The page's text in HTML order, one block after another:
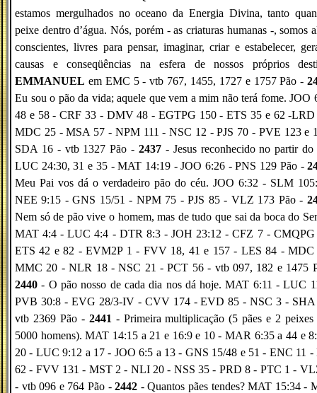
estamos mergulhados no oceano da Energia Divina, tanto
peixe dentro d’água. Nós, porém - as criaturas humanas -, somos
conscientes, livres para pensar, imaginar, criar e estabelecer,
causas e conseqüências na esfera de nossos próprios
EMMANUEL em EMC 5 - vtb 767, 1455, 1727 e 1757 Pão -
Eu sou o pão da vida; aquele que vem a mim não terá fome. JOO
48 e 58 - CRF 33 - DMV 48 - EGTPG 150 - ETS 35 e 62 -
MDC 25 - MSA 57 - NPM 111 - NSC 12 - PJS 70 - PVE 123 e
SDA 16 - vtb 1327 Pão - 2437 - Jesus reconhecido no partir do
LUC 24:30, 31 e 35 - MAT 14:19 - JOO 6:26 - PNS 129 Pão -
Meu Pai vos dá o verdadeiro pão do céu. JOO 6:32 - SLM
NEE 9:15 - GNS 15/51 - NPM 75 - PJS 85 - VLZ 173 Pão -
Nem só de pão vive o homem, mas de tudo que sai da boca do
MAT 4:4 - LUC 4:4 - DTR 8:3 - JOH 23:12 - CFZ 7 - CMQPG
ETS 42 e 82 - EVM2P 1 - FVV 18, 41 e 157 - LES 84 - MDC
MMC 20 - NLR 18 - NSC 21 - PCT 56 - vtb 097, 182 e 1475
2440 - O pão nosso de cada dia nos dá hoje. MAT 6:11 - LUC
PVB 30:8 - EVG 28/3-IV - CVV 174 - EVD 85 - NSC 3 - SHA
vtb 2369 Pão - 2441 - Primeira multiplicação (5 pães e 2 peixes
5000 homens). MAT 14:15 a 21 e 16:9 e 10 - MAR 6:35 a 44 e
20 - LUC 9:12 a 17 - JOO 6:5 a 13 - GNS 15/48 e 51 - ENC 11 -
62 - FVV 131 - MST 2 - NLI 20 - NSS 35 - PRD 8 - PTC 1 -
- vtb 096 e 764 Pão -2442 - Quantos pães tendes? MAT 15:34 -